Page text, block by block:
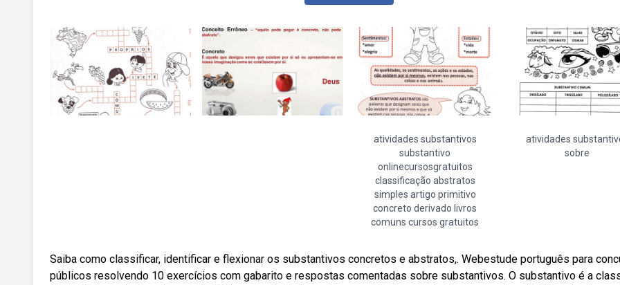
atividades substantivos
substantivo
onlinecursosgratuitos
classificação abstratos
simples artigo primitivo
concreto derivado livros
comuns cursos gratuitos
atividades
sobre
Saiba como classificar, identificar e flexionar os substantivos concretos e abstratos,. Webestude português para
públicos resolvendo 10 exercícios com gabarito e respostas comentadas sobre substantivos. O substantivo é a